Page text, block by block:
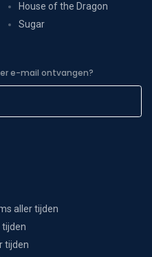
House of the Dragon
Sugar
e-mail ontvangen?
aller tijden
tijden
tijden